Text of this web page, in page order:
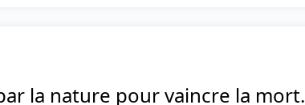
la nature pour vaincre la mort.